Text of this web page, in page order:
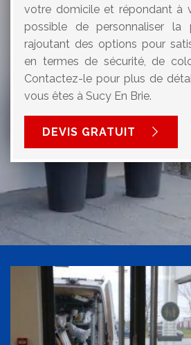
votre domicile et répondant à
possible de personnaliser la
rajoutant des options pour
en termes de sécurité, de
Contactez-le pour plus de
vous êtes à Sucy En Brie.
DEVIS GRATUIT